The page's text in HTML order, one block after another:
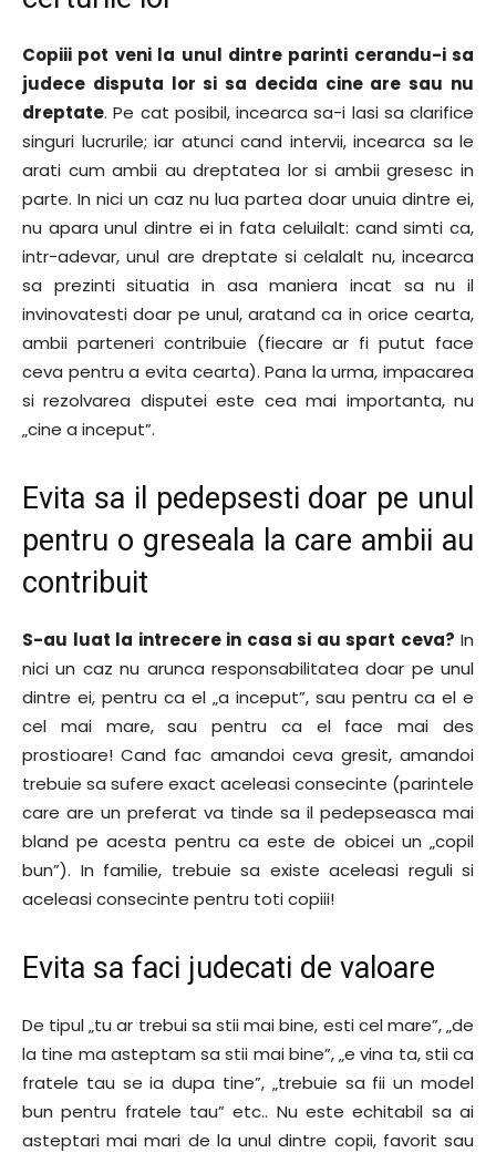
Copiii pot veni la unul dintre parinti cerandu-i sa
judece disputa lor si sa decida cine are sau nu
dreptate. Pe cat posibil, incearca sa-i lasi sa clarifice
singuri lucrurile; iar atunci cand intervii, incearca sa le
arati cum ambii au dreptatea lor si ambii gresesc in
parte. In nici un caz nu lua partea doar unuia dintre ei,
nu apara unul dintre ei in fata celuilalt: cand simti ca,
intr-adevar, unul are dreptate si celalalt nu, incearca
sa prezinti situatia in asa maniera incat sa nu il
invinovatesti doar pe unul, aratand ca in orice cearta,
ambii parteneri contribuie (fiecare ar fi putut face
ceva pentru a evita cearta). Pana la urma, impacarea
si rezolvarea disputei este cea mai importanta, nu
„cine a inceput”.
Evita sa il pedepsesti doar pe unul
pentru o greseala la care ambii au
contribuit
S-au luat la intrecere in casa si au spart ceva? In
nici un caz nu arunca responsabilitatea doar pe unul
dintre ei, pentru ca el „a inceput”, sau pentru ca el e
cel mai mare, sau pentru ca el face mai des
prostioare! Cand fac amandoi ceva gresit, amandoi
trebuie sa sufere exact aceleasi consecinte (parintele
care are un preferat va tinde sa il pedepseasca mai
bland pe acesta pentru ca este de obicei un „copil
bun”). In familie, trebuie sa existe aceleasi reguli si
aceleasi consecinte pentru toti copiii!
Evita sa faci judecati de valoare
De tipul „tu ar trebui sa stii mai bine, esti cel mare”, „de
la tine ma asteptam sa stii mai bine”, „e vina ta, stii ca
fratele tau se ia dupa tine”, „trebuie sa fii un model
bun pentru fratele tau” etc.. Nu este echitabil sa ai
asteptari mai mari de la unul dintre copii, favorit sau